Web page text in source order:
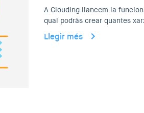
A Clouding llancem la
qual podràs crear quantes
Llegir més